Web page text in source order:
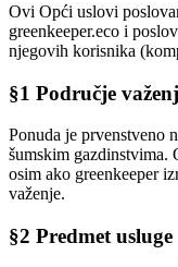
Ovi Opći uslovi
greenkeeper.eco i
njegovih korisnika
§1 Područje
Ponuda je prvenstveno
šumskim gazdinstvima.
osim ako greenkeeper
važenje.
§2 Predmet usluge